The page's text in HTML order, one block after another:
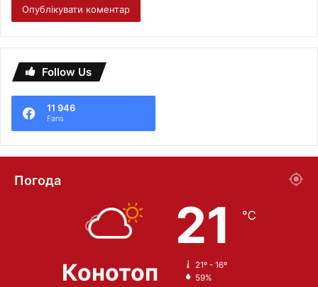
Follow Us
11 946
Fans
Погода
Конотоп
21 ℃
21º - 16º
59%